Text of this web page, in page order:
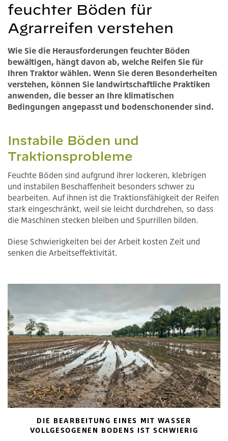
feuchter Böden für
Agrarreifen verstehen
Wie Sie die Herausforderungen feuchter Böden
bewältigen, hängt davon ab, welche Reifen Sie für
Ihren Traktor wählen. Wenn Sie deren Besonderheiten
verstehen, können Sie landwirtschaftliche Praktiken
anwenden, die besser an Ihre klimatischen
Bedingungen angepasst und bodenschonender sind.
Instabile Böden und
Traktionsprobleme
Feuchte Böden sind aufgrund ihrer lockeren, klebrigen
und instabilen Beschaffenheit besonders schwer zu
bearbeiten. Auf ihnen ist die Traktionsfähigkeit der Reifen
stark eingeschränkt, weil sie leicht durchdrehen, so dass
die Maschinen stecken bleiben und Spurrillen bilden.
Diese Schwierigkeiten bei der Arbeit kosten Zeit und
senken die Arbeitseffektivität.
DIE BEARBEITUNG EINES MIT WASSER
VOLLGESOGENEN BODENS IST SCHWIERIG